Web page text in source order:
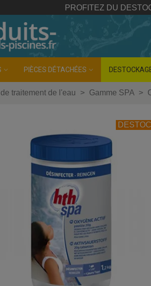
PROFITEZ DU
PIÈCES DÉTACHÉES
traitement de l'eau > Gamme SPA >